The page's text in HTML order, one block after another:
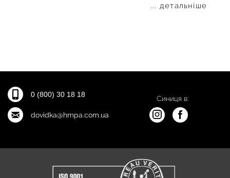
... детальніше
0 (800) 30 18 18
dovidka@hmpa.com.ua
Синиця в: